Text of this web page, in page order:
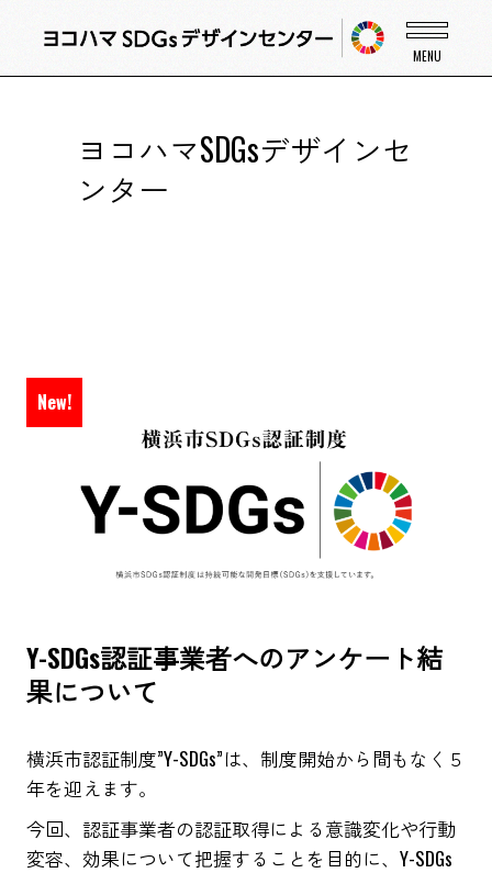
ヨコハマSDGsデザインセ
ンター
Y-SDGs認証事業者へのアンケート結
果について
横浜市認証制度”Y-SDGs”は、制度開始から間もなく５
年を迎えます。
今回、認証事業者の認証取得による意識変化や行動
変容、効果について把握することを目的に、Y-SDGs